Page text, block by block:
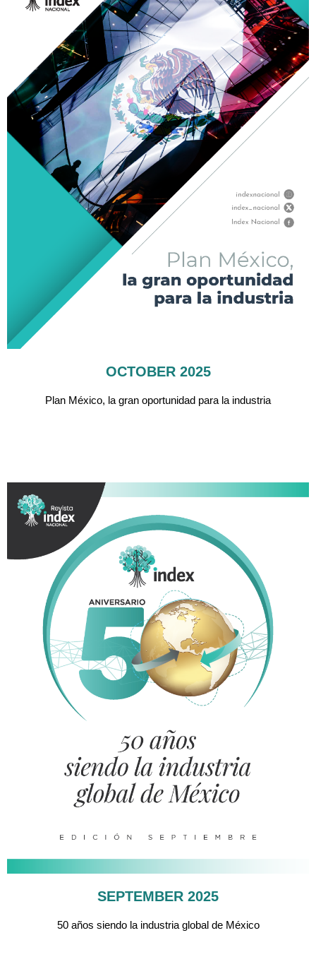
OCTOBER 2025
Plan México, la gran oportunidad para la industria
SEPTEMBER 2025
50 años siendo la industria global de México